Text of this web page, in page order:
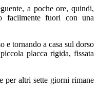
a poche ore, quindi,
facilmente fuori con una
e tornando a casa sul dorso
placca rigida, fissata
per altri sette giorni rimane